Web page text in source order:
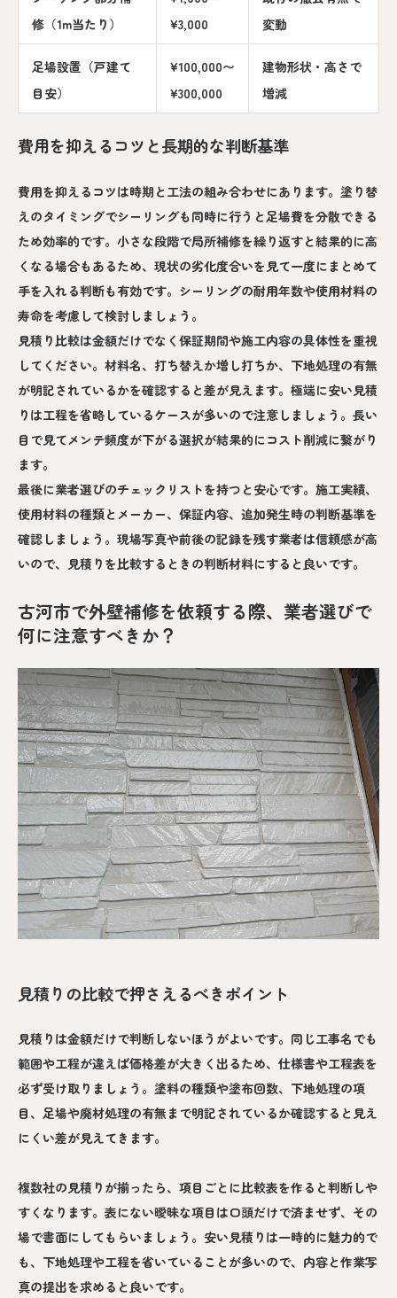
修（1m当たり）
¥3,000
変動
足場設置（戸建て
目安）
¥100,000〜
¥300,000
建物形状・高さで
増減
費用を抑えるコツと長期的な判断基準
費用を抑えるコツは時期と工法の組み合わせにあります。塗り替
えのタイミングでシーリングも同時に行うと足場費を分散できる
ため効率的です。小さな段階で局所補修を繰り返すと結果的に高
くなる場合もあるため、現状の劣化度合いを見て一度にまとめて
手を入れる判断も有効です。シーリングの耐用年数や使用材料の
寿命を考慮して検討しましょう。
見積り比較は金額だけでなく保証期間や施工内容の具体性を重視
してください。材料名、打ち替えか増し打ちか、下地処理の有無
が明記されているかを確認すると差が見えます。極端に安い見積
りは工程を省略しているケースが多いので注意しましょう。長い
目で見てメンテ頻度が下がる選択が結果的にコスト削減に繋がり
ます。
最後に業者選びのチェックリストを持つと安心です。施工実績、
使用材料の種類とメーカー、保証内容、追加発生時の判断基準を
確認しましょう。現場写真や前後の記録を残す業者は信頼感が高
いので、見積りを比較するときの判断材料にすると良いです。
古河市で外壁補修を依頼する際、業者選びで
何に注意すべきか？
見積りの比較で押さえるべきポイント
見積りは金額だけで判断しないほうがよいです。同じ工事名でも
範囲や工程が違えば価格差が大きく出るため、仕様書や工程表を
必ず受け取りましょう。塗料の種類や塗布回数、下地処理の項
目、足場や廃材処理の有無まで明記されているか確認すると見え
にくい差が見えてきます。
複数社の見積りが揃ったら、項目ごとに比較表を作ると判断しや
すくなります。表にない曖昧な項目は口頭だけで済ませず、その
場で書面にしてもらいましょう。安い見積りは一時的に魅力的で
も、下地処理や工程を省いていることが多いので、内容と作業写
真の提出を求めると良いです。